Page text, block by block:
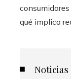
qué implica
Noticias